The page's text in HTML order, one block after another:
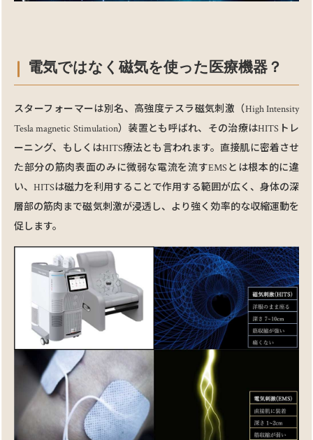
電気ではなく磁気を使った医療機器？
スターフォーマーは別名、⾼強度テスラ磁気刺激（High Intensity
Tesla magnetic Stimulation）装置とも呼ばれ、その治療はHITSトレ
ーニング、もしくはHITS療法とも⾔われます。直接肌に密着させ
た部分の筋⾁表⾯のみに微弱な電流を流すEMSとは根本的に違
い、HITSは磁⼒を利⽤することで作⽤する範囲が広く、⾝体の深
層部の筋⾁まで磁気刺激が浸透し、より強く効率的な収縮運動を
促します。